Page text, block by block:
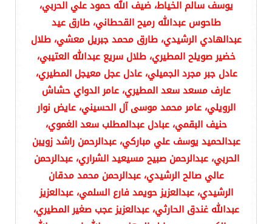
يوسف سالم الخياط، ضيف الله حمود علي الحربي،
طاحوس عبدالله رميح القحطاني، طارق عيد
عبدالهادي الرشيدي، طارق محمد جبريل معشي، طلال
خضير صويلح المطيري، طلال سريع عبدالله العتيبي،
عادل جبر مجرد الجميلي، عادل عجل معيجل المطيري،
عارف مسعد سعد المطيري، عامر الدواي حشاش
الرويلي، عامر محمد موسى آل الحسيني، عايض نوار
حنيف البقمي، عبادل عبدالمطلب سعد الغموي،
عبدالحميد يوسف علي مباركي، عبدالرحمن راشد زويبن
الحربي، عبدالرحمن صبيح مسيعيد الشراري، عبدالرحمن
عالي صالح الرشيدي، عبدالرحمن محمد مدقان
الرشيدي، عبدالعزيز حويمد فارع السلمي، عبدالعزيز
عبدالله غندق الحارثي، عبدالعزيز عجب صغير المطيري،